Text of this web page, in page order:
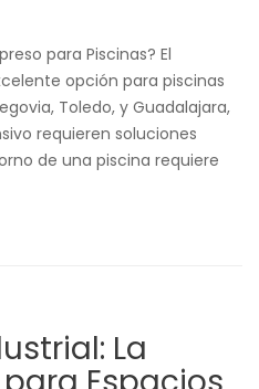
para Piscinas? El
opción para piscinas
Toledo, y Guadalajara,
requieren soluciones
de una piscina requiere
La